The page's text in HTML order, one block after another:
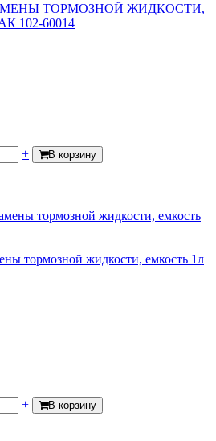
ТОРМОЗНОЙ ЖИДКОСТИ,
102-60014
+ В корзину
тормозной жидкости, емкость 1л
+ В корзину